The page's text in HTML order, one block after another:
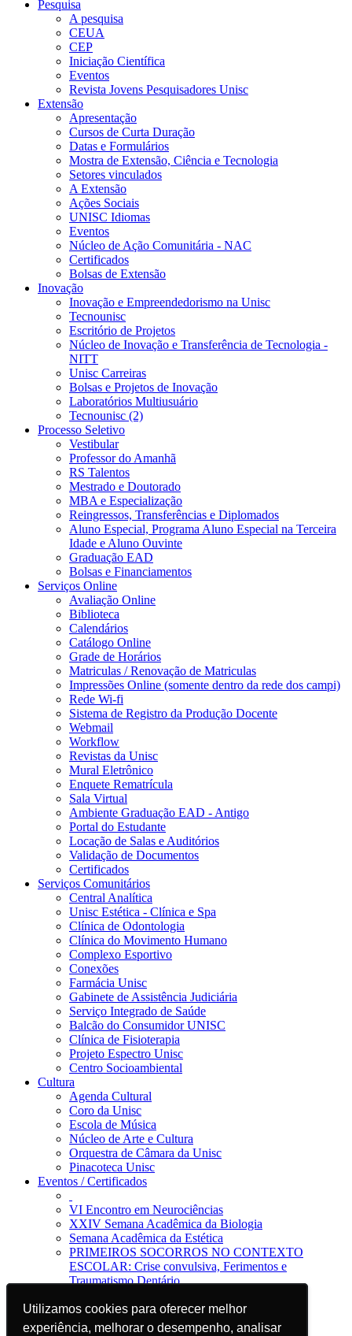
Utilizamos cookies para oferecer melhor
experiência, melhorar o desempenho, analisar
Utilizamos cookies para oferecer melhor
experiência, melhorar o desempenho, analisar
Pesquisa
A pesquisa
CEUA
CEP
Iniciação Científica
Eventos
Revista Jovens Pesquisadores Unisc
Extensão
Apresentação
Cursos de Curta Duração
Datas e Formulários
Mostra de Extensão, Ciência e Tecnologia
Setores vinculados
A Extensão
Ações Sociais
UNISC Idiomas
Eventos
Núcleo de Ação Comunitária - NAC
Certificados
Bolsas de Extensão
Inovação
Inovação e Empreendedorismo na Unisc
Tecnounisc
Escritório de Projetos
Núcleo de Inovação e Transferência de Tecnologia -
NITT
Unisc Carreiras
Bolsas e Projetos de Inovação
Laboratórios Multiusuário
Tecnounisc (2)
Processo Seletivo
Vestibular
Professor do Amanhã
RS Talentos
Mestrado e Doutorado
MBA e Especialização
Reingressos, Transferências e Diplomados
Aluno Especial, Programa Aluno Especial na Terceira
Idade e Aluno Ouvinte
Graduação EAD
Bolsas e Financiamentos
Serviços Online
Avaliação Online
Biblioteca
Calendários
Catálogo Online
Grade de Horários
Matriculas / Renovação de Matriculas
Impressões Online (somente dentro da rede dos campi)
Rede Wi-fi
Sistema de Registro da Produção Docente
Webmail
Workflow
Revistas da Unisc
Mural Eletrônico
Enquete Rematrícula
Sala Virtual
Ambiente Graduação EAD - Antigo
Portal do Estudante
Locação de Salas e Auditórios
Validação de Documentos
Certificados
Serviços Comunitários
Central Analítica
Unisc Estética - Clínica e Spa
Clínica de Odontologia
Clínica do Movimento Humano
Complexo Esportivo
Conexões
Farmácia Unisc
Gabinete de Assistência Judiciária
Serviço Integrado de Saúde
Balcão do Consumidor UNISC
Clínica de Fisioterapia
Projeto Espectro Unisc
Centro Socioambiental
Cultura
Agenda Cultural
Coro da Unisc
Escola de Música
Núcleo de Arte e Cultura
Orquestra de Câmara da Unisc
Pinacoteca Unisc
Eventos / Certificados
VI Encontro em Neurociências
XXIV Semana Acadêmica da Biologia
Semana Acadêmica da Estética
PRIMEIROS SOCORROS NO CONTEXTO
ESCOLAR: Crise convulsiva, Ferimentos e
Traumatismo Dentário
Jornal da Unisc
Notícias